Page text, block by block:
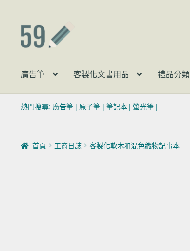
跳至導覽列
跳至主要內容
廣告筆 客製化文書用品 禮品分類
熱門搜尋: 廣告筆| 原子筆| 筆記本| 螢光筆|
首頁 工商日誌 客製化軟木和混色織物記事本